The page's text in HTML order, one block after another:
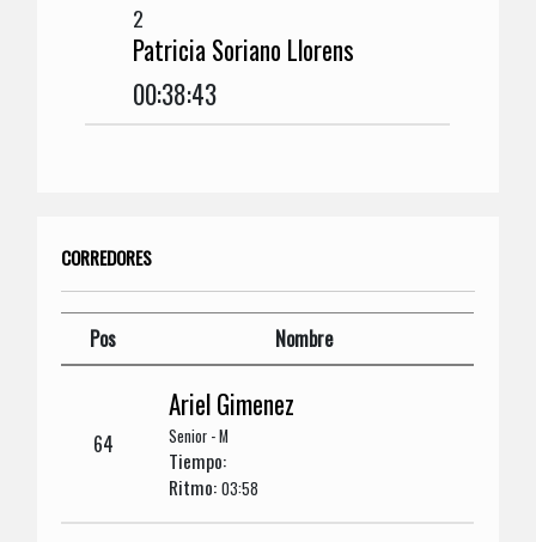
2
Patricia Soriano Llorens
00:38:43
CORREDORES
Pos Nombre
64
Ariel Gimenez
Senior - M
Tiempo:
Ritmo:03:58